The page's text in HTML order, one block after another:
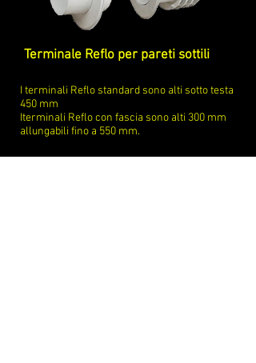
Terminale Reflo per pareti sottili
I terminali Reflo standard sono alti sotto testa
450 mm
Iterminali Reflo con fascia sono alti 300 mm
allungabili fino a 550 mm.